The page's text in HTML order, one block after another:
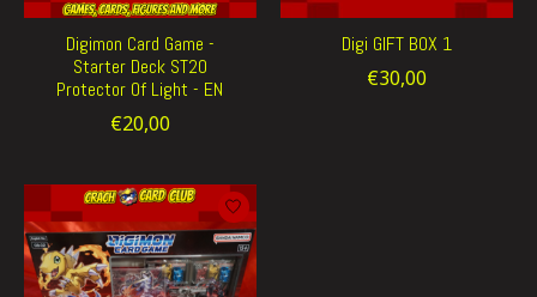
Digimon Card Game -
Starter Deck ST20
Protector Of Light - EN
€20,00
Digi GIFT BOX 1
€30,00